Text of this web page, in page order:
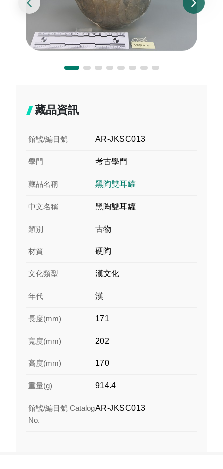
藏品資訊
館號/編目號 AR-JKSC013
學門 考古學門
藏品名稱 黑陶雙耳罐
中文名稱 黑陶雙耳罐
類別 古物
材質 硬陶
文化類型 漢文化
年代 漢
長度(mm) 171
寬度(mm) 202
高度(mm) 170
重量(g) 914.4
館號/編目號 Catalog
No.
AR-JKSC013